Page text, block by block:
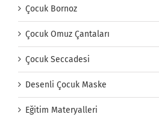
Çocuk Bornoz
Çocuk Omuz Çantaları
Çocuk Seccadesi
Desenli Çocuk Maske
Eğitim Materyalleri